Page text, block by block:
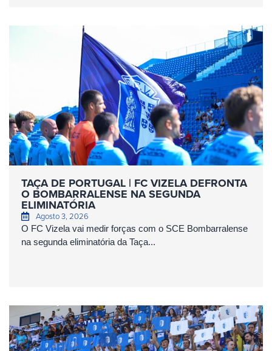
TAÇA DE PORTUGAL | FC VIZELA DEFRONTA
O BOMBARRALENSE NA SEGUNDA
ELIMINATÓRIA
Agosto 3, 2026
O FC Vizela vai medir forças com o SCE Bombarralense
na segunda eliminatória da Taça...